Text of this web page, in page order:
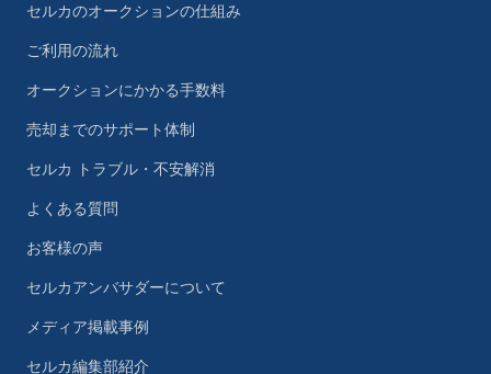
セルカのオークションの仕組み
ご利用の流れ
オークションにかかる手数料
売却までのサポート体制
セルカ トラブル・不安解消
よくある質問
お客様の声
セルカアンバサダーについて
メディア掲載事例
セルカ編集部紹介